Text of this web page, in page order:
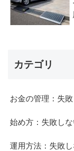
カテゴリ
お金の管理：失
始め方：失敗し
運用方法：失敗